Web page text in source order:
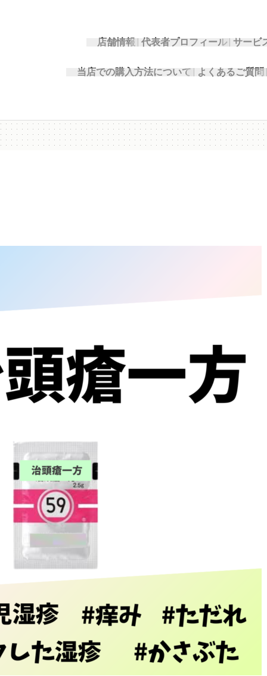
店舗情報 代表者プロフィール サービ
当店での購入方法について よくあるご質問